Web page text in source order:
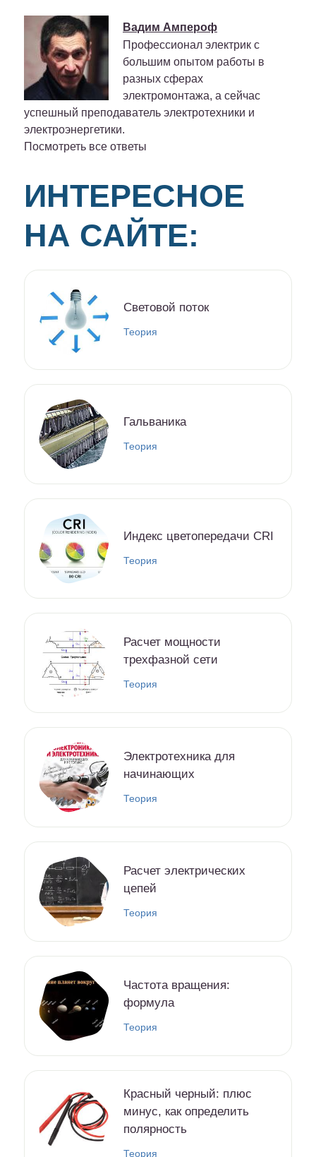
Вадим Ампероф
Профессионал электрик с
большим опытом работы в
разных сферах
электромонтажа, а сейчас
успешный преподаватель электротехники и
электроэнергетики.
Посмотреть все ответы
ИНТЕРЕСНОЕ
НА САЙТЕ:
Световой поток
Теория
Гальваника
Теория
Индекс цветопередачи CRI
Теория
Расчет мощности
трехфазной сети
Теория
Электротехника для
начинающих
Теория
Расчет электрических
цепей
Теория
Частота вращения:
формула
Теория
Красный черный: плюс
минус, как определить
полярность
Теория